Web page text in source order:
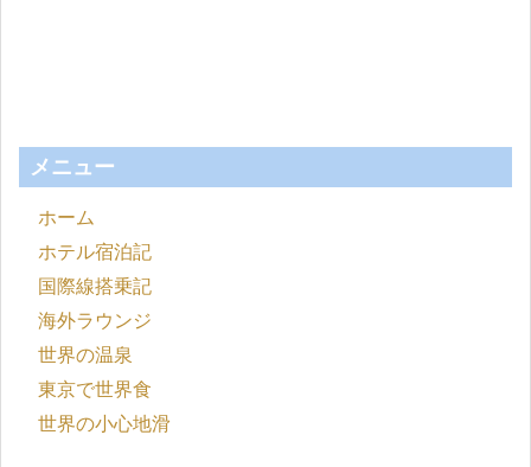
メニュー
ホーム
ホテル宿泊記
国際線搭乗記
海外ラウンジ
世界の温泉
東京で世界食
世界の小心地滑